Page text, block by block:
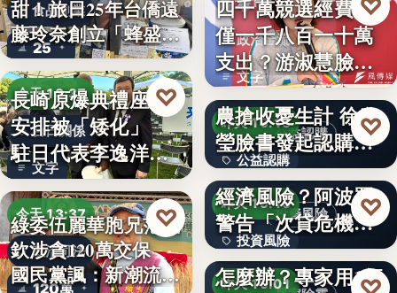
食品創業
25
甜！旅日25年台僑遠
藤玲奈創立「蜂盛
貴…
今天 13:37
台日關係
文字
長崎原爆典禮座位
安排被「矮化」
駐日代表李逸洋缺
席抗議：…
♡
今天 13:37
政治司法
120萬
綠委伍麗華胞兄范織
欽涉貪120萬交保
國民黨諷：新潮流
♡
政治金流
文字
四千萬競選經費，
僅一千八百一十萬
支出？游淑慧臉書
追問鄭：…
♡
公益認購
昨天 19:15
公益認購
文字
颱風來襲 五峰鄉果
農搶收憂生計 徐欣
瑩臉書發起認購水
梨行…
♡
投資風險
昨天 19:10
投資風險
文字
AI投資恐成下一個
經濟風險？阿波羅
警告「次貸危機
式」逆轉…
♡
昨天 19:01
牆壁反覆潮濕發霉
怎麼辦？專家用1便